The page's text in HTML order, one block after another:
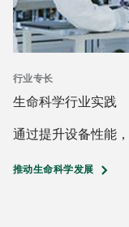
行业专长
生命科学行业实践
通过提升设备性能
推动生命科学发展